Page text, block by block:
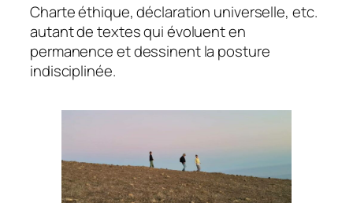
Charte éthique, déclaration universelle, etc.
autant de textes qui évoluent en
permanence et dessinent la posture
indisciplinée.